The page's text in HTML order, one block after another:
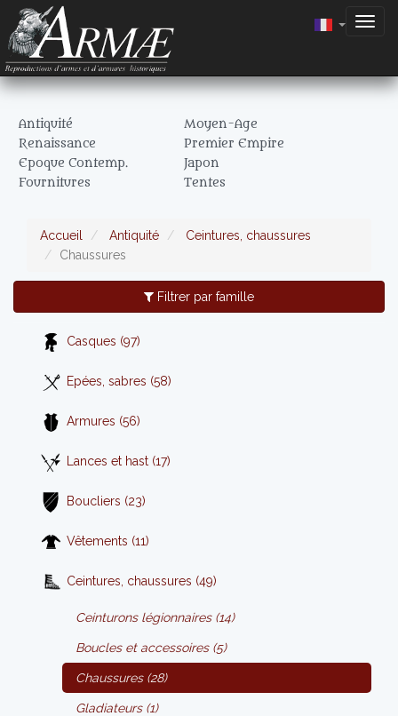
Antiquité
Moyen-Age
Renaissance
Premier Empire
Epoque Contemp.
Japon
Fournitures
Tentes
Accueil Antiquité
Ceintures, chaussures
Chaussures
Filtrer par famille
Casques (97)
Epées, sabres (58)
Armures (56)
Lances et hast (17)
Boucliers (23)
Vêtements (11)
Ceintures, chaussures (49)
Ceinturons légionnaires (14)
Boucles et accessoires (5)
Chaussures (28)
Gladiateurs (1)